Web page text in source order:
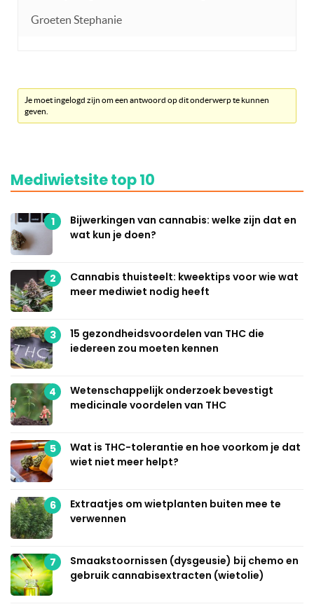
Groeten Stephanie
Je moet ingelogd zijn om een antwoord op dit onderwerp te kunnen
geven.
Mediwietsite top 10
1
Bijwerkingen van cannabis: welke zijn dat en
wat kun je doen?
2
Cannabis thuisteelt: kweektips voor wie wat
meer mediwiet nodig heeft
3
15 gezondheidsvoordelen van THC die
iedereen zou moeten kennen
4
Wetenschappelijk onderzoek bevestigt
medicinale voordelen van THC
5
Wat is THC-tolerantie en hoe voorkom je dat
wiet niet meer helpt?
6
Extraatjes om wietplanten buiten mee te
verwennen
7
Smaakstoornissen (dysgeusie) bij chemo en
gebruik cannabisextracten (wietolie)